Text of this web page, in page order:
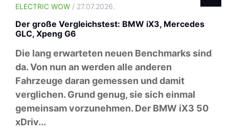
ELECTRIC WOW / 27.07.2026.
Der große Vergleichstest: BMW iX3, Mercedes
GLC, Xpeng G6
Die lang erwarteten neuen Benchmarks sind
da. Von nun an werden alle anderen
Fahrzeuge daran gemessen und damit
verglichen. Grund genug, sie sich einmal
gemeinsam vorzunehmen. Der BMW iX3 50
xDriv...